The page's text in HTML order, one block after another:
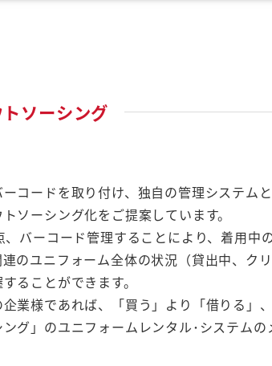
ソーシング
コードを取り付け、独自の管理システム
ソーシング化をご提案しています。
バーコード管理することにより、着用中
のユニフォーム全体の状況（貸出中、ク
ることができます。
業様であれば、「買う」より「借りる」
グ」のユニフォームレンタル･システムの